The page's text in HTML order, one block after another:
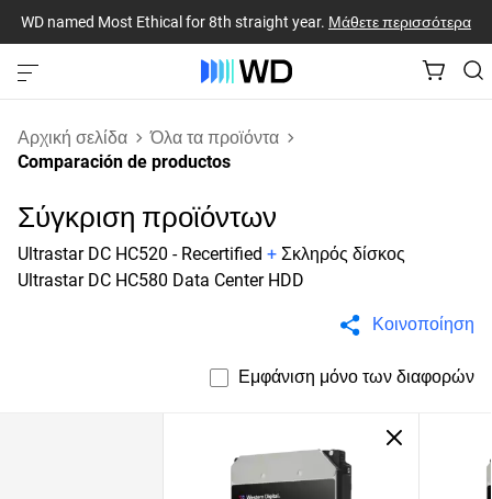
WD named Most Ethical for 8th straight year. Μάθετε περισσότερα
Αρχική σελίδα
Όλα τα προϊόντα
Comparación de productos
Σύγκριση προϊόντων
Ultrastar DC HC520 - Recertified + Σκληρός δίσκος
Ultrastar DC HC580 Data Center HDD
Κοινοποίηση
Εμφάνιση μόνο των διαφορών